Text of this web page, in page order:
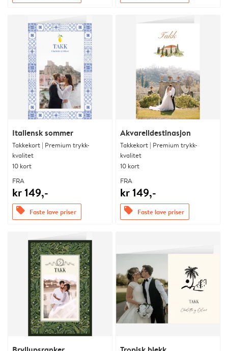
Italiensk sommer
Takkekort | Premium trykk-
kvalitet
10 kort
FRA
kr 149,-
offers Faste lave priser
Akvarelldestinasjon
Takkekort | Premium trykk-
kvalitet
10 kort
FRA
kr 149,-
offers Faste lave priser